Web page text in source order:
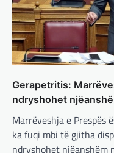
Gerapetritis:
ndryshohet
Marrëveshja e Prespës
ka fuqi mbi të gjitha
ndryshohet njëanshëm
është
BOTA,
paqe